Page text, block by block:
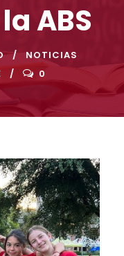
ABS
NOTICIAS
0